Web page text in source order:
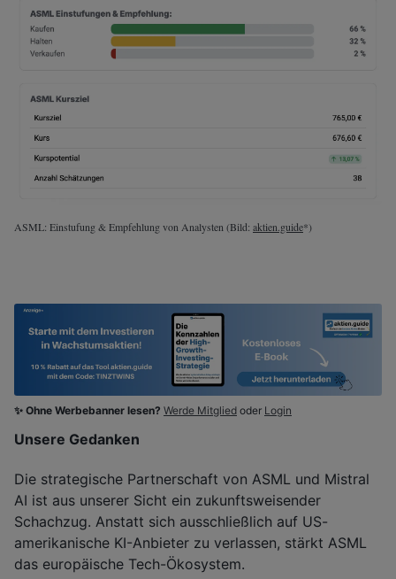
ASML: Einstufung & Empfehlung von Analysten (Bild: aktien.guide*)
✨ Ohne Werbebanner lesen? Werde Mitglied oder Login
Unsere Gedanken
Die strategische Partnerschaft von ASML und Mistral
AI ist aus unserer Sicht ein zukunftsweisender
Schachzug. Anstatt sich ausschließlich auf US-
amerikanische KI-Anbieter zu verlassen, stärkt ASML
das europäische Tech-Ökosystem.